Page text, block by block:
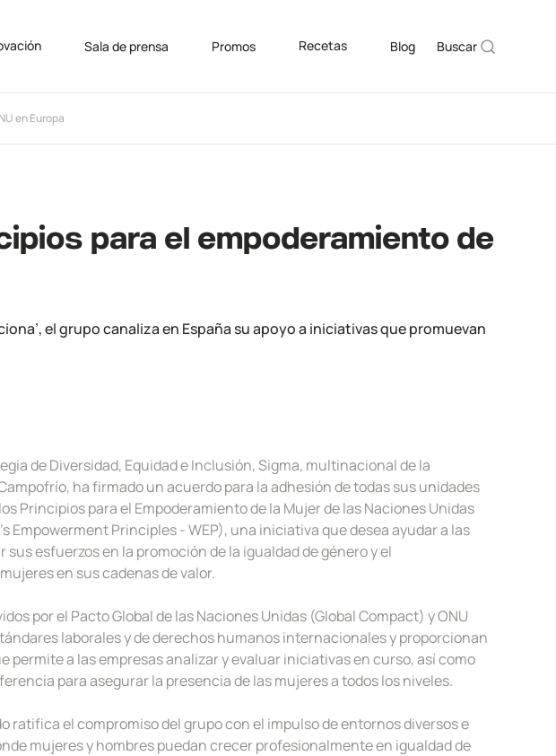
Sala de prensa Promos Recetas Blog Buscar
en Europa
para el empoderamiento de
el grupo canaliza en España su apoyo a iniciativas que promuevan
de Diversidad, Equidad e Inclusión, Sigma, multinacional de la
ha firmado un acuerdo para la adhesión de todas sus unidades
Principios para el Empoderamiento de la Mujer de las Naciones Unidas
Empowerment Principles - WEP), una iniciativa que desea ayudar a las
esfuerzos en la promoción de la igualdad de género y el
en sus cadenas de valor.
por el Pacto Global de las Naciones Unidas (Global Compact) y ONU
laborales y de derechos humanos internacionales y proporcionan
permite a las empresas analizar y evaluar iniciativas en curso, así como
para asegurar la presencia de las mujeres a todos los niveles.
ratifica el compromiso del grupo con el impulso de entornos diversos e
mujeres y hombres puedan crecer profesionalmente en igualdad de